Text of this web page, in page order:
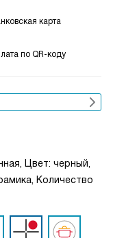
карта
по QR-коду
Цвет: черный,
Количество